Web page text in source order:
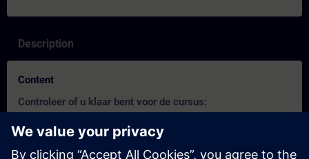
Description
Content
Controleer of u klaar bent voor de cursus:
Deze test helpt u om erachter te komen of u over de vereiste
basiskennis beschikt.